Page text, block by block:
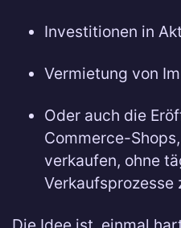
Investitionen in
Vermietung von
Oder auch die
Commerce-
verkaufen, ohne
Verkaufsprozesse